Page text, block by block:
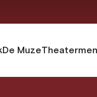
De Muze